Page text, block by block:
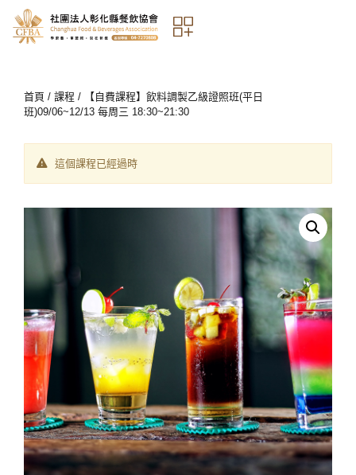
首頁 / 課程 / 【自費課程】飲料調製乙級證照班(平日
班)09/06~12/13 每周三 18:30~21:30
這個課程已經過時